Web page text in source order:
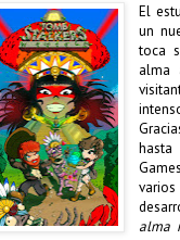
El
un
toca
alma
alma